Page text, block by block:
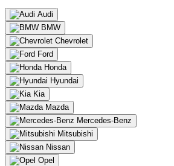
Audi
BMW
Chevrolet
Ford
Honda
Hyundai
Kia
Mazda
Mercedes-Benz
Mitsubishi
Nissan
Opel